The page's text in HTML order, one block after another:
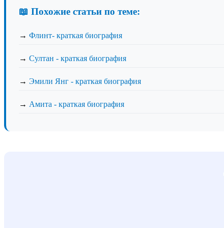
📖 Похожие статьи по теме:
→ Флинт- краткая биография
→ Султан - краткая биография
→ Эмили Янг - краткая биография
→ Амита - краткая биография